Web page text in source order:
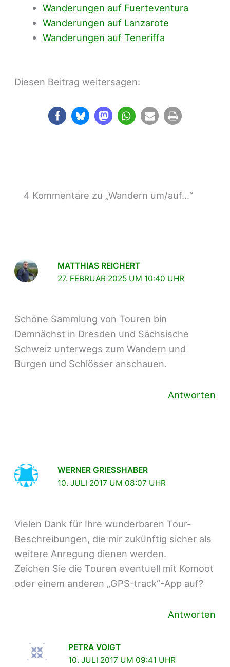
Wanderungen auf Fuerteventura
Wanderungen auf Lanzarote
Wanderungen auf Teneriffa
Diesen Beitrag weitersagen:
4 Kommentare zu „Wandern um/auf…“
MATTHIAS REICHERT
27. FEBRUAR 2025 UM 10:40 UHR
Schöne Sammlung von Touren bin
Demnächst in Dresden und Sächsische
Schweiz unterwegs zum Wandern und
Burgen und Schlösser anschauen.
Antworten
WERNER GRIESSHABER
10. JULI 2017 UM 08:07 UHR
Vielen Dank für Ihre wunderbaren Tour-
Beschreibungen, die mir zukünftig sicher als
weitere Anregung dienen werden.
Zeichen Sie die Touren eventuell mit Komoot
oder einem anderen „GPS-track“-App auf?
Antworten
PETRA VOIGT
10. JULI 2017 UM 09:41 UHR